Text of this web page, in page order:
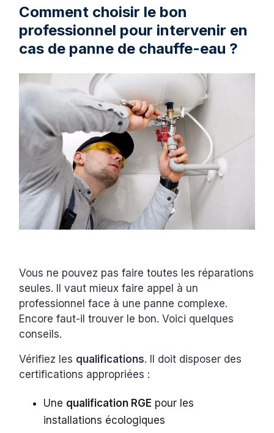
Comment choisir le bon
professionnel pour intervenir en
cas de panne de chauffe-eau ?
Vous ne pouvez pas faire toutes les réparations
seules. Il vaut mieux faire appel à un
professionnel face à une panne complexe.
Encore faut-il trouver le bon. Voici quelques
conseils.
Vérifiez les qualifications. Il doit disposer des
certifications appropriées :
Une qualification RGE pour les
installations écologiques